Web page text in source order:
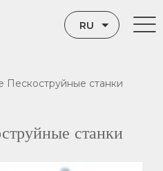
RU
EN
Пескоструйные станки
станки